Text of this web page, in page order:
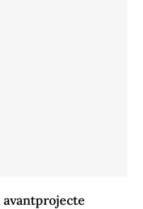
avantprojecte